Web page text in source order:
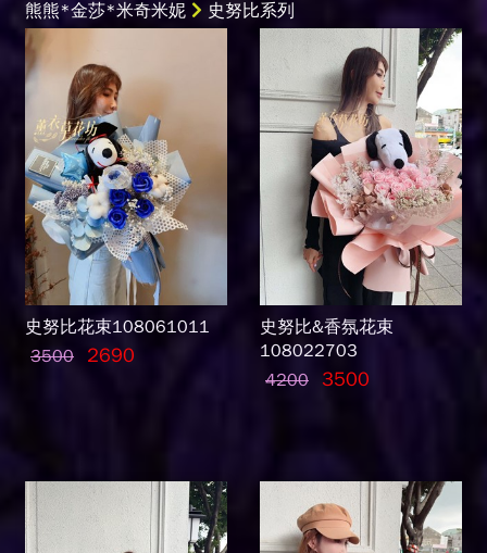
熊熊*金莎*米奇米妮 史努比系列
史努比花束108061011
3500
2690
史努比&香氛花束
108022703
4200 3500